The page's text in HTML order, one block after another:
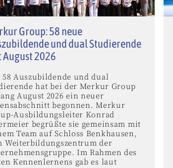
Group: 58 neue
und dual Studierende
August 2026
58 Auszubildende und dual
hat bei der Merkur Group
August 2026 ein neuer
begonnen. Merkur
Ausbildungsleiter Konrad
begrüßte sie gemeinsam mit
Team auf Schloss Benkhausen,
Weiterbildungszentrum der
Im Rahmen des
Kennenlernens gab es laut